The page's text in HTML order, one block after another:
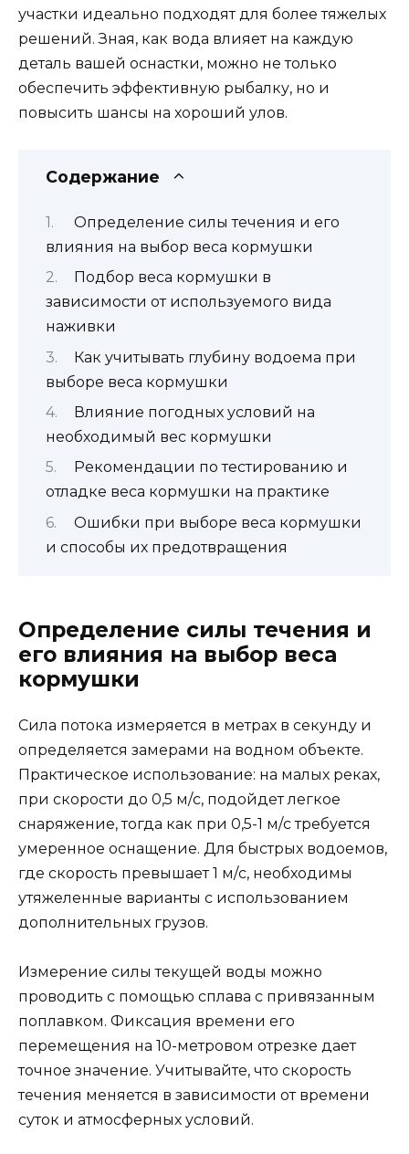
участки идеально подходят для более тяжелых
решений. Зная, как вода влияет на каждую
деталь вашей оснастки, можно не только
обеспечить эффективную рыбалку, но и
повысить шансы на хороший улов.
Содержание
Определение силы течения и его
влияния на выбор веса кормушки
Подбор веса кормушки в
зависимости от используемого вида
наживки
Как учитывать глубину водоема при
выборе веса кормушки
Влияние погодных условий на
необходимый вес кормушки
Рекомендации по тестированию и
отладке веса кормушки на практике
Ошибки при выборе веса кормушки
и способы их предотвращения
Определение силы течения и
его влияния на выбор веса
кормушки
Сила потока измеряется в метрах в секунду и
определяется замерами на водном объекте.
Практическое использование: на малых реках,
при скорости до 0,5 м/с, подойдет легкое
снаряжение, тогда как при 0,5-1 м/с требуется
умеренное оснащение. Для быстрых водоемов,
где скорость превышает 1 м/с, необходимы
утяжеленные варианты с использованием
дополнительных грузов.
Измерение силы текущей воды можно
проводить с помощью сплава с привязанным
поплавком. Фиксация времени его
перемещения на 10-метровом отрезке дает
точное значение. Учитывайте, что скорость
течения меняется в зависимости от времени
суток и атмосферных условий.